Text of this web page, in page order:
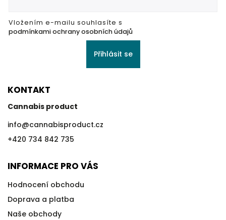
Vložením e-mailu souhlasíte s
podmínkami ochrany osobních údajů
Přihlásit se
KONTAKT
Cannabis product
info@cannabisproduct.cz
+420 734 842 735
INFORMACE PRO VÁS
Hodnocení obchodu
Doprava a platba
Naše obchody